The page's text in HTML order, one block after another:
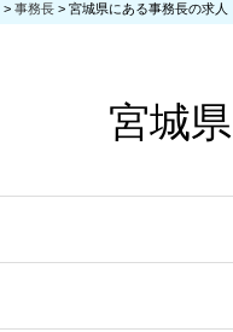
> 事務長 > 宮城県にある事務長の求人
宮城県